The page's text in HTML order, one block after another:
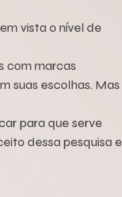
vista o nível de
com marcas
suas escolhas. Mas
para que serve
dessa pesquisa e